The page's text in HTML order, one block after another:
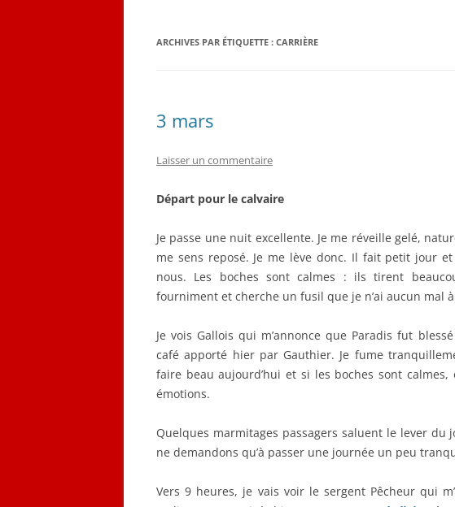
ARCHIVES PAR ÉTIQUETTE : CARRIÈRE
3 mars
Laisser un commentaire
Départ pour le calvaire
Je passe une nuit excellente. Je me réveille gelé,
me sens reposé. Je me lève donc. Il fait petit jour
nous. Les boches sont calmes : ils tirent
fourniment et cherche un fusil que je n’ai aucun mal
Je vois Gallois qui m’annonce que Paradis fut
café apporté hier par Gauthier. Je fume
faire beau aujourd’hui et si les boches sont
émotions.
Quelques marmitages passagers saluent le lever du
ne demandons qu’à passer une journée un peu
Vers 9 heures, je vais voir le sergent Pêcheur qui